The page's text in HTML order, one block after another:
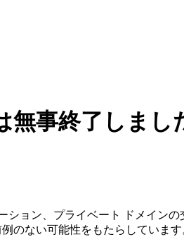
無事終了しま
ョン、プライベート ドメイン
のない可能性をもたらしていま